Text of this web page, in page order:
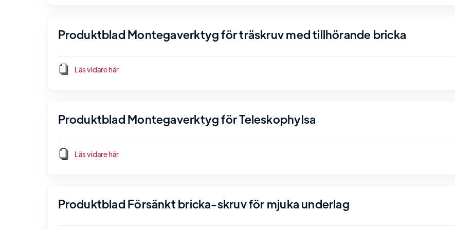
Produktblad Montegaverktyg för träskruv med tillhörande bricka
Läs vidare här
Produktblad Montegaverktyg för Teleskophylsa
Läs vidare här
Produktblad Försänkt bricka-skruv för mjuka underlag